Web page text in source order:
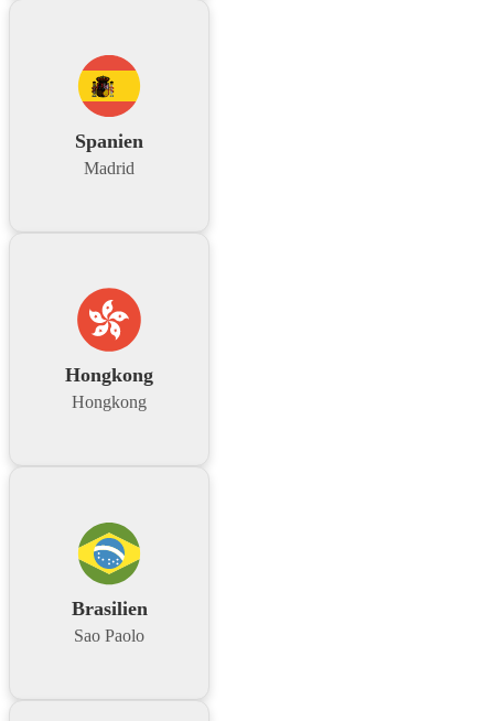
Spanien
Madrid
Hongkong
Hongkong
Brasilien
Sao Paolo